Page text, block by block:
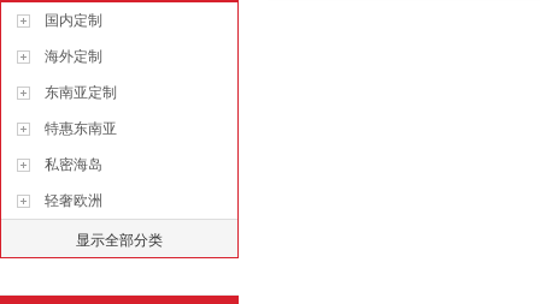
国内定制
海外定制
东南亚定制
特惠东南亚
私密海岛
轻奢欧洲
显示全部分类